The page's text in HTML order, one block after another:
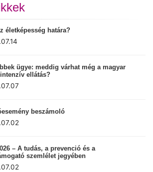
életképesség határa?
ügye: meddig várhat még a magyar
ellátás?
beszámoló
– A tudás, a prevenció és a
szemlélet jegyében